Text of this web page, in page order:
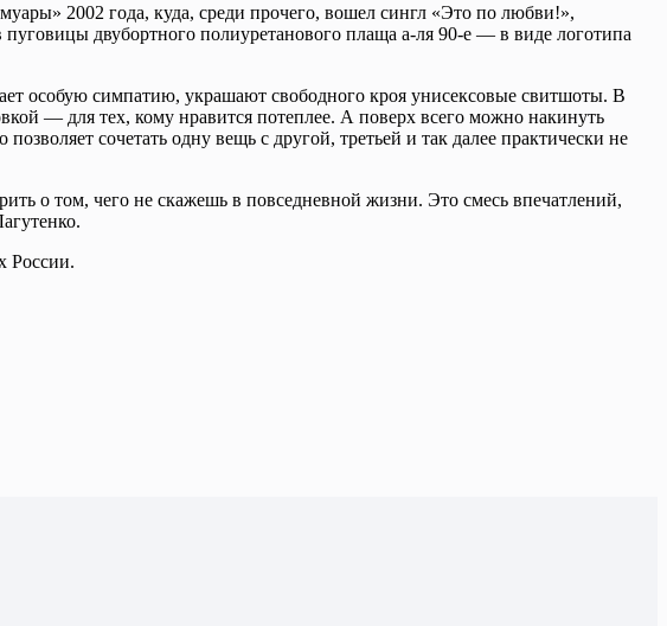
2002 года, куда, среди прочего, вошел сингл «Это по любви!»,
пуговицы двубортного полиуретанового плаща а-ля 90-е — в виде логотипа
особую симпатию, украшают свободного кроя унисексовые свитшоты. В
— для тех, кому нравится потеплее. А поверх всего можно накинуть
сочетать одну вещь с другой, третьей и так далее практически не
о том, чего не скажешь в повседневной жизни. Это смесь впечатлений,
России.